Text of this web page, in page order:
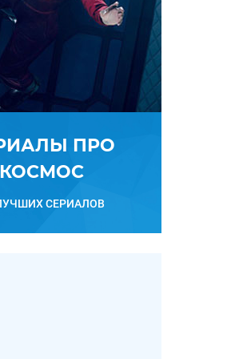
ПРО
КОСМОС
СЕРИАЛОВ